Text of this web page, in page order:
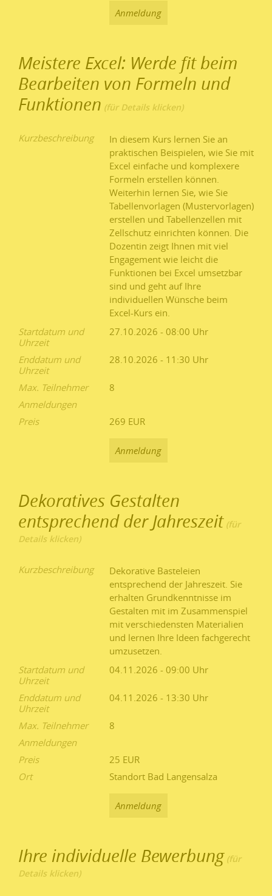
Anmeldung
Meistere Excel: Werde fit beim
Bearbeiten von Formeln und
Funktionen
Kurzbeschreibung
In diesem Kurs lernen Sie an
praktischen Beispielen, wie Sie mit
Excel einfache und komplexere
Formeln erstellen können.
Weiterhin lernen Sie, wie Sie
Tabellenvorlagen (Mustervorlagen)
erstellen und Tabellenzellen mit
Zellschutz einrichten können. Die
Dozentin zeigt Ihnen mit viel
Engagement wie leicht die
Funktionen bei Excel umsetzbar
sind und geht auf Ihre
individuellen Wünsche beim
Excel-Kurs ein.
Startdatum und
Uhrzeit
27.10.2026 - 08:00
Enddatum und
Uhrzeit
28.10.2026 - 11:30
Max. Teilnehmer
8
Anmeldungen
Preis
269 EUR
Anmeldung
Dekoratives Gestalten
entsprechend der Jahreszeit
Kurzbeschreibung
Dekorative Basteleien
entsprechend der Jahreszeit. Sie
erhalten Grundkenntnisse im
Gestalten mit im Zusammenspiel
mit verschiedensten Materialien
und lernen Ihre Ideen fachgerecht
umzusetzen.
Startdatum und
Uhrzeit
04.11.2026 - 09:00
Enddatum und
Uhrzeit
04.11.2026 - 13:30
Max. Teilnehmer
8
Anmeldungen
Preis
25 EUR
Ort
Standort Bad Langensalza
Anmeldung
Ihre individuelle Bewerbung